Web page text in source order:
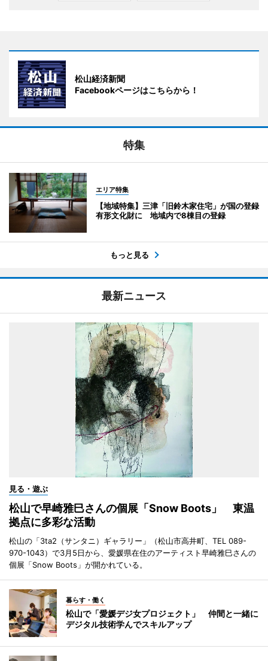
松山経済新聞
Facebookページはこちらから！
特集
エリア特集
【地域特集】三津「旧鈴木家住宅」が国の登録
有形文化財に 地域内で8棟目の登録
もっと見る
最新ニュース
見る・遊ぶ
松山で早崎雅巳さんの個展「Snow Boots」 東温
拠点に多彩な活動
松山の「3ta2（サンタニ）ギャラリー」（松山市高井町、TEL 089-
970-1043）で3月5日から、愛媛県在住のアーティスト早崎雅巳さんの
個展「Snow Boots」が開かれている。
暮らす・働く
松山で「愛媛デジ女プロジェクト」 仲間と一緒に
デジタル技術学んでスキルアップ